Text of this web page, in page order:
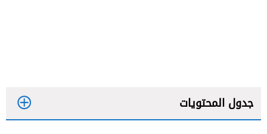
جدول المحتويات